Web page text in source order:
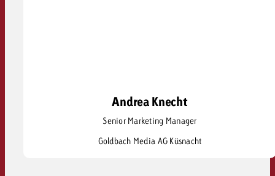
Andrea Knecht
Senior Marketing Manager
Goldbach Media AG Küsnacht
Andrea Knecht
andrea.knecht@goldbach.com